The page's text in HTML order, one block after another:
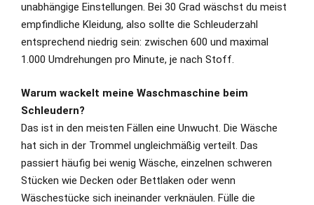
unabhängige Einstellungen. Bei 30 Grad wäschst du meist
empfindliche Kleidung, also sollte die Schleuderzahl
entsprechend niedrig sein: zwischen 600 und maximal
1.000 Umdrehungen pro Minute, je nach Stoff.
Warum wackelt meine Waschmaschine beim
Schleudern?
Das ist in den meisten Fällen eine Unwucht. Die Wäsche
hat sich in der Trommel ungleichmäßig verteilt. Das
passiert häufig bei wenig Wäsche, einzelnen schweren
Stücken wie Decken oder Bettlaken oder wenn
Wäschestücke sich ineinander verknäulen. Fülle die